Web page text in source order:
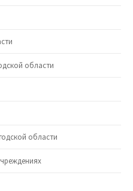
области
области